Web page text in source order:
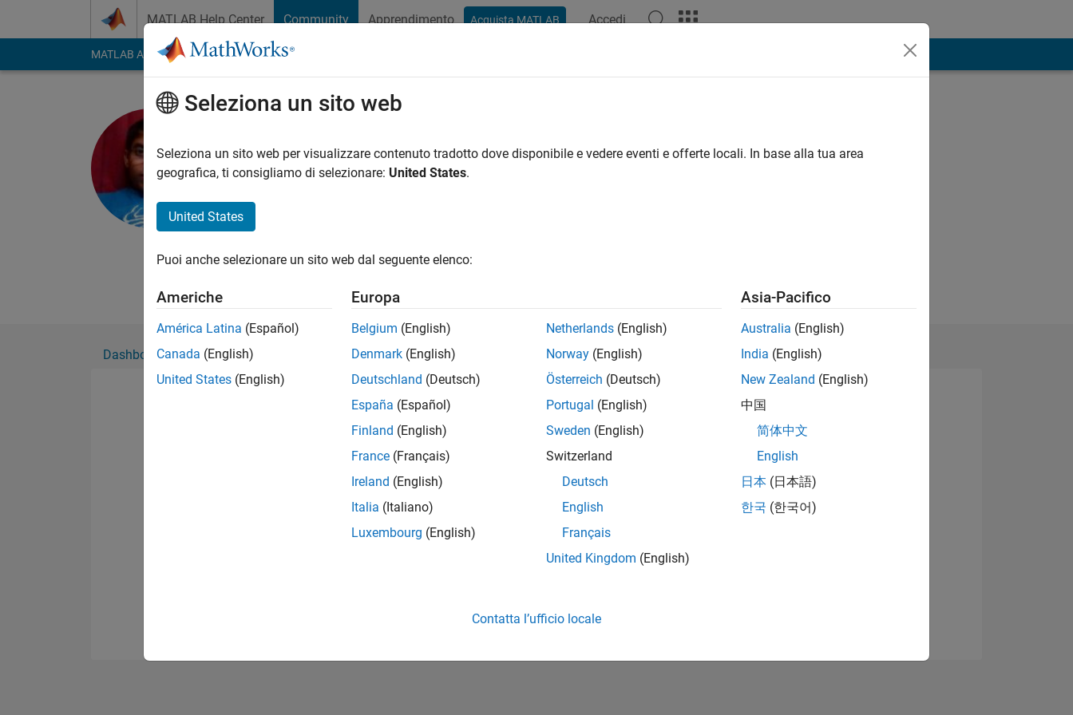
MATLAB Help Center Community Apprendimento Acquista MATLAB Accedi
MATLAB Answers File Exchange Cody
Visva-Bharati University
Attivo dal 2014
Followers:
Student of M.Sc in Statistics
Dashboard Badge Sponsorizzazioni
Please login to endorse this person in a skill
No Endorsements received
Seleziona un sito web
Seleziona un sito web per visualizzare contenuto tradotto dove disponibile e vedere eventi e offerte locali. In base alla tua area
geografica, ti consigliamo di selezionare: United States.
United States
Puoi anche selezionare un sito web dal seguente elenco:
Americhe
América Latina (Español)
Canada (English)
United States (English)
Europa
Belgium (English)
Denmark (English)
Deutschland (Deutsch)
España (Español)
Finland (English)
France (Français)
Ireland (English)
Italia (Italiano)
Luxembourg (English)
Netherlands (English)
Norway (English)
Österreich (Deutsch)
Portugal (English)
Sweden (English)
Switzerland
Deutsch
English
Français
United Kingdom (English)
Asia-Pacifico
Australia (English)
India (English)
New Zealand (English)
中国
简体中文
English
日本 (日本語)
한국 (한국어)
Contatta l’ufficio locale